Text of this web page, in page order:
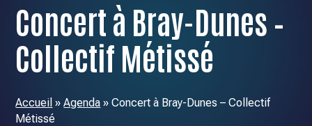
Concert à Bray-Dunes –
Collectif Métissé
Accueil »Agenda »Concert à Bray-Dunes – Collectif
Métissé